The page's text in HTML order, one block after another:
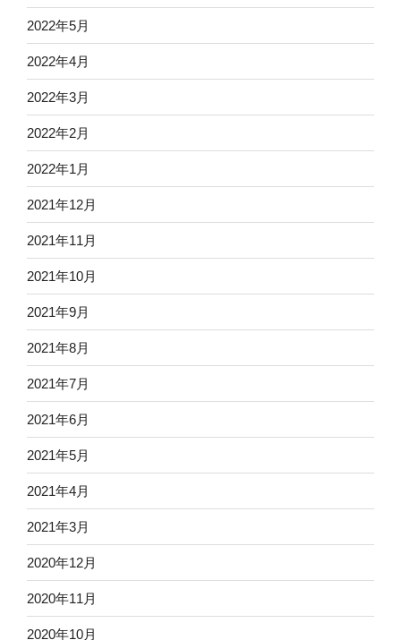
2022年5月
2022年4月
2022年3月
2022年2月
2022年1月
2021年12月
2021年11月
2021年10月
2021年9月
2021年8月
2021年7月
2021年6月
2021年5月
2021年4月
2021年3月
2020年12月
2020年11月
2020年10月